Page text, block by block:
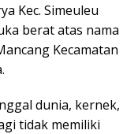
Kec. Simeuleu
berat atas nama
Kecamatan
dunia, kernek,
tidak memiliki